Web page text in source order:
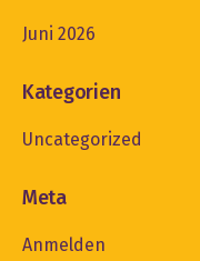
Juni 2026
Kategorien
Uncategorized
Meta
Anmelden